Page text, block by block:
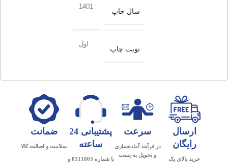
سال چاپ
1401
نوبت چاپ
اول
ارسال
رایگان
خرید بالای یک
سرعت
در فرآیند آماده‌سازی
و تحویل به پست
پشتیبانی 24
ساعته
با شماره 0511803 و
ضمانت
سلامت و اصالت کالا